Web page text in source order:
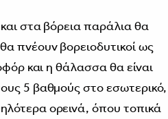
στα βόρεια παράλια θα
πνέουν βορειοδυτικοί ως
και η θάλασσα θα είναι
5 βαθμούς στο εσωτερικό,
ορεινά, όπου τοπικά